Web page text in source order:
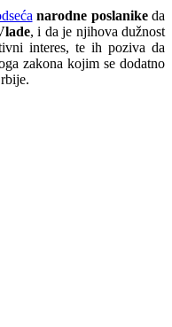
narodne poslanikeda
, i da je njihova dužnost
interes, te ih poziva da
zakona kojim se dodatno